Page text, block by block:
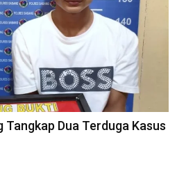
Dua Terduga Kasus